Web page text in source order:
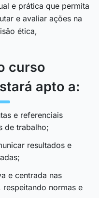
e prática que permita
e avaliar ações na
ética,
curso
apto a:
e referenciais
de trabalho;
resultados e
e centrada nas
normas e